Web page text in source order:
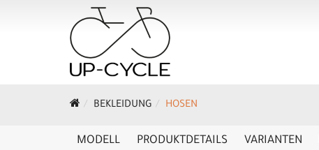
BEKLEIDUNG HOSEN
MODELL PRODUKTDETAILS VARIANTEN